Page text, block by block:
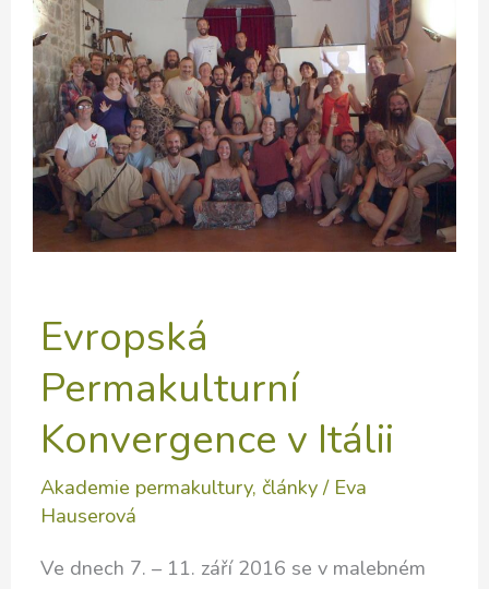
Evropská
Permakulturní
Konvergence v Itálii
Akademie permakultury,články/ Eva
Hauserová
Ve dnech 7. – 11. září 2016 se v malebném